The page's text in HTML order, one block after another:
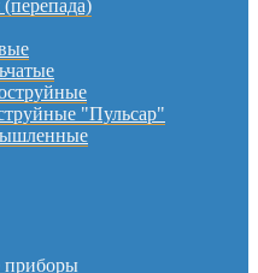
"Пульсар"
приборы